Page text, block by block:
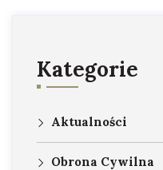
Kategorie
Aktualności
Obrona Cywilna